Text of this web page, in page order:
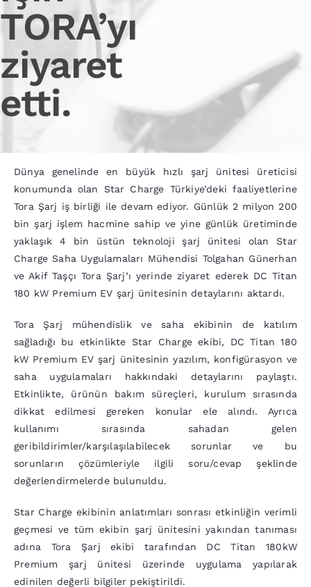
TORA’yı
ziyaret
etti.
Dünya genelinde en büyük hızlı şarj ünitesi üreticisi
konumunda olan Star Charge Türkiye’deki faaliyetlerine
Tora Şarj iş birliği ile devam ediyor. Günlük 2 milyon 200
bin şarj işlem hacmine sahip ve yine günlük üretiminde
yaklaşık 4 bin üstün teknoloji şarj ünitesi olan Star
Charge Saha Uygulamaları Mühendisi Tolgahan Günerhan
ve Akif Taşçı Tora Şarj’ı yerinde ziyaret ederek DC Titan
180 kW Premium EV şarj ünitesinin detaylarını aktardı.
Tora Şarj mühendislik ve saha ekibinin de katılım
sağladığı bu etkinlikte Star Charge ekibi, DC Titan 180
kW Premium EV şarj ünitesinin yazılım, konfigürasyon ve
saha uygulamaları hakkındaki detaylarını paylaştı.
Etkinlikte, ürünün bakım süreçleri, kurulum sırasında
dikkat edilmesi gereken konular ele alındı. Ayrıca
kullanımı sırasında sahadan gelen
geribildirimler/karşılaşılabilecek sorunlar ve bu
sorunların çözümleriyle ilgili soru/cevap şeklinde
değerlendirmelerde bulunuldu.
Star Charge ekibinin anlatımları sonrası etkinliğin verimli
geçmesi ve tüm ekibin şarj ünitesini yakından tanıması
adına Tora Şarj ekibi tarafından DC Titan 180kW
Premium şarj ünitesi üzerinde uygulama yapılarak
edinilen değerli bilgiler pekiştirildi.